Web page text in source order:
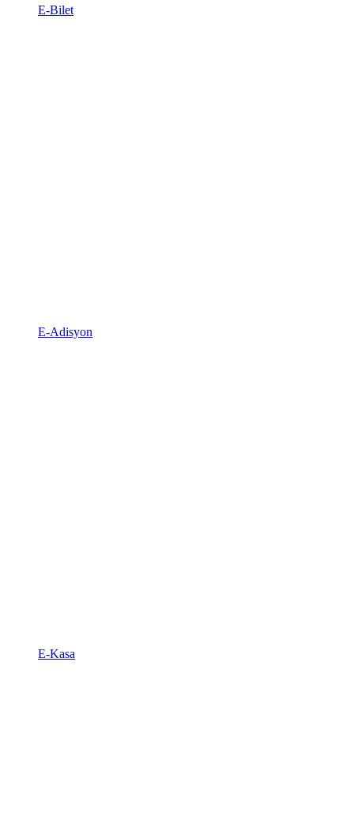
E-Bilet
E-Adisyon
E-Kasa